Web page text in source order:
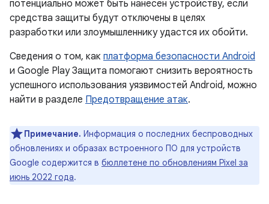
потенциально может быть нанесен устройству, если
средства защиты будут отключены в целях
разработки или злоумышленнику удастся их обойти.
Сведения о том, как платформа безопасности Android
и Google Play Защита помогают снизить вероятность
успешного использования уязвимостей Android, можно
найти в разделе Предотвращение атак.
Примечание. Информация о последних беспроводных
обновлениях и образах встроенного ПО для устройств
Google содержится в бюллетене по обновлениям Pixel за
июнь 2022 года.